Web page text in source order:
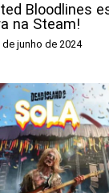
Bloodlines
na Steam!
de junho de 2024